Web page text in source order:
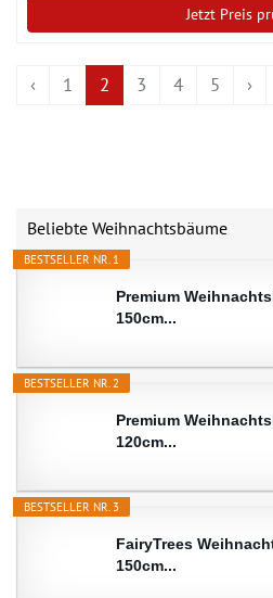
Jetzt Preis
‹ 1 2 3 4 5 ›
Beliebte Weihnachtsbäume
BESTSELLER NR. 1
Premium
150cm...
BESTSELLER NR. 2
Premium
120cm...
BESTSELLER NR. 3
FairyTrees
150cm...